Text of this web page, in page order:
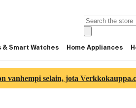
& Smart Watches Home Appliances
vanhempi selain, jota